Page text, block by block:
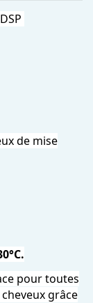
de mise
pour toutes
grâce